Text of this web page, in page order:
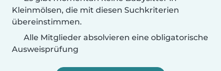
Kleinmölsen, die mit diesen Suchkriterien
übereinstimmen.
Alle Mitglieder absolvieren eine obligatorische
Ausweisprüfung